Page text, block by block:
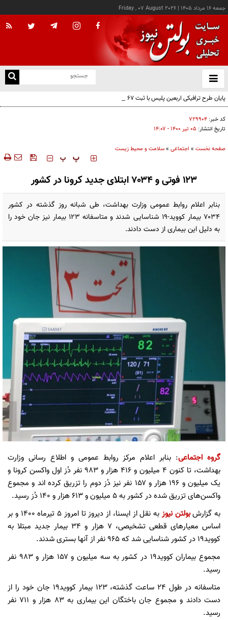
جمعه ۱۶ مرداد ۱۴۰۵ |
Friday , 07 August 2026
باز
و
پایان طرح ترافیکی اربعین پلیس با ثبت ۶۷ میلیون تردد
کد خبر: ۷۲۹۹۰۴
تاریخ انتشار: ۰۵ تير ۱۴۰۰ - ۱۴:۰۷
صفحه نخست » اجتماعی »سلامت و محیط زیست
‍‍‍ پ پ
۱۲۳ فوتی و ۷۰۳۴ ابتلای جدید کرونا در کشور
بنابر اعلام روابط عمومی وزارت بهداشت، طی شبانه روز گذشته در کشور
۷۰۳۴ بیمار کووید-۱۹ شناسایی شدند و متاسفانه ۱۲۳ بیمار نیز جان خود را
به دلیل این بیماری از دست دادند.
گروه اجتماعی: بنابر اعلام مرکز روابط عمومی و اطلاع رسانی وزارت
بهداشت، تا کنون ۴ میلیون و ۴۱۶ هزار و ۹۸۳ نفر دُز اول واکسن کرونا و
یک میلیون و ۱۹۶ هزار و ۱۵۷ نفر نیز دُز دوم را تزریق کرده اند و مجموع
واکسن‌های تزریق شده در کشور به ۵ میلیون و ۶۱۳ هزار و ۱۴۰ دُز رسید.
به گزارشبولتن نیوز
به نقل از ایسنا، از دیروز تا امروز ۵ تیرماه ۱۴۰۰ و بر
اساس معیارهای قطعی تشخیصی، ۷ هزار و ۳۴ بیمار جدید مبتلا به
کووید۱۹ در کشور شناسایی شد که ۹۶۵ نفر از آنها بستری شدند.
مجموع بیماران کووید۱۹ در کشور به سه میلیون و ۱۵۷ هزار و ۹۸۳ نفر
رسید.
متاسفانه در طول ۲۴ ساعت گذشته، ۱۲۳ بیمار کووید۱۹ جان خود را از
دست دادند و مجموع جان باختگان این بیماری به ۸۳ هزار و ۷۱۱ نفر
رسید.